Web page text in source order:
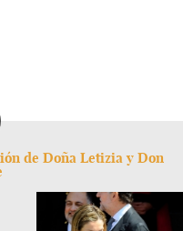
de Doña Letizia y Don